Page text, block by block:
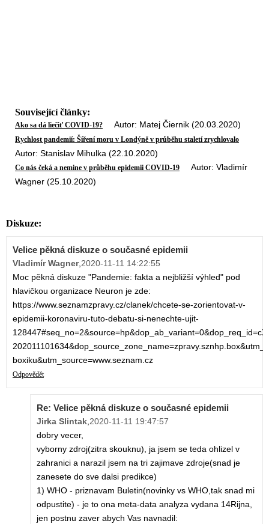
Související články:
Ako sa dá liečiť COVID-19? Autor: Matej Čiernik (20.03.2020)
Rychlost pandemií: Šíření moru v Londýně v průběhu staletí zrychlovalo
Autor: Stanislav Mihulka (22.10.2020)
Co nás čeká a nemine v průběhu epidemii COVID-19 Autor: Vladimír
Wagner (25.10.2020)
Diskuze:
Velice pěkná diskuze o současné epidemii
Vladimír Wagner,2020-11-11 14:22:55
Moc pěkná diskuze "Pandemie: fakta a nejbližší výhled" pod
hlavičkou organizace Neuron je zde:
https://www.seznamzpravy.cz/clanek/chcete-se-zorientovat-v-
epidemii-koronaviru-tuto-debatu-si-nenechte-ujit-
boxiku&utm_source=www.seznam.cz
Odpovědět
Re: Velice pěkná diskuze o současné epidemii
Jirka Slintak,2020-11-11 19:47:57
dobry vecer,
vyborny zdroj(zitra skouknu), ja jsem se teda ohlizel v
zahranici a narazil jsem na tri zajimave zdroje(snad je
zanesete do sve dalsi predikce)
1) WHO - priznavam Buletin(novinky vs WHO,tak snad mi
odpustite) - je to ona meta-data analyza vydana 14Rijna,
jen postnu zaver abych Vas navnadil: